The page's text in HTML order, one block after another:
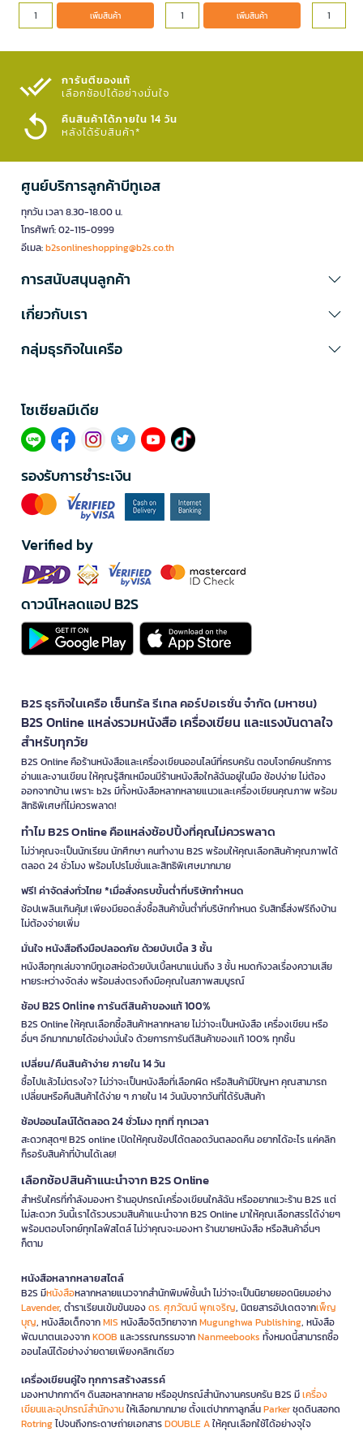
เพิ่มสินค้า เพิ่มสินค้า
การันตีของแท้
เลือกช้อปได้อย่างมั่นใจ​
คืนสินค้าได้ภายใน 14 วัน
หลังได้รับสินค้า*
ศูนย์บริการลูกค้าบีทูเอส
ทุกวัน เวลา 8.30-18.00 น.
โทรศัพท์: 02-115-0999
อีเมล:b2sonlineshopping@b2s.co.th
การสนับสนุนลูกค้า
เกี่ยวกับเรา
กลุ่มธุรกิจในเครือ
โซเซียลมีเดีย​
รองรับการชำระเงิน
Verified by
ดาวน์โหลดแอป B2S
B2S ธุรกิจในเครือ เซ็นทรัล รีเทล คอร์ปอเรชั่น จำกัด (มหาชน)
B2S Online แหล่งรวมหนังสือ เครื่องเขียน และแรงบันดาลใจ
สำหรับทุกวัย
B2S Online คือร้านหนังสือและเครื่องเขียนออนไลน์ที่ครบครัน ตอบโจทย์คนรักการ
อ่านและงานเขียน ให้คุณรู้สึกเหมือนมีร้านหนังสือใกล้ฉันอยู่ในมือ ช้อปง่าย ไม่ต้อง
ออกจากบ้าน เพราะ b2s มีทั้งหนังสือหลากหลายแนวและเครื่องเขียนคุณภาพ พร้อม
สิทธิพิเศษที่ไม่ควรพลาด!
ทำไม B2S Online คือแหล่งช้อปปิ้งที่คุณไม่ควรพลาด
ไม่ว่าคุณจะเป็นนักเรียน นักศึกษา คนทำงาน B2S พร้อมให้คุณเลือกสินค้าคุณภาพได้
ตลอด 24 ชั่วโมง พร้อมโปรโมชั่นและสิทธิพิเศษมากมาย
ฟรี! ค่าจัดส่งทั่วไทย *เมื่อสั่งครบขั้นต่ำที่บริษัทกำหนด
ช้อปเพลินเกินคุ้ม! เพียงมียอดสั่งซื้อสินค้าขั้นต่ำที่บริษัทกำหนด รับสิทธิ์ส่งฟรีถึงบ้าน
ไม่ต้องจ่ายเพิ่ม
มั่นใจ หนังสือถึงมือปลอดภัย ด้วยบับเบิ้ล 3 ชั้น
หนังสือทุกเล่มจากบีทูเอสห่อด้วยบับเบิ้ลหนาแน่นถึง 3 ชั้น หมดกังวลเรื่องความเสีย
หายระหว่างจัดส่ง พร้อมส่งตรงถึงมือคุณในสภาพสมบูรณ์
ช้อป B2S Online การันตีสินค้าของแท้ 100%
B2S Online ให้คุณเลือกซื้อสินค้าหลากหลาย ไม่ว่าจะเป็นหนังสือ เครื่องเขียน หรือ
อื่นๆ อีกมากมายได้อย่างมั่นใจ ด้วยการการันตีสินค้าของแท้ 100% ทุกชิ้น
เปลี่ยน/คืนสินค้าง่าย ภายใน 14 วัน
ซื้อไปแล้วไม่ตรงใจ? ไม่ว่าจะเป็นหนังสือที่เลือกผิด หรือสินค้ามีปัญหา คุณสามารถ
เปลี่ยนหรือคืนสินค้าได้ง่าย ๆ ภายใน 14 วันนับจากวันที่ได้รับสินค้า
ช้อปออนไลน์ได้ตลอด 24 ชั่วโมง ทุกที่ ทุกเวลา
สะดวกสุดๆ! B2S online เปิดให้คุณช้อปได้ตลอดวันตลอดคืน อยากได้อะไร แค่คลิก
ก็รอรับสินค้าที่บ้านได้เลย!
เลือกช้อปสินค้าแนะนำจาก B2S Online
สำหรับใครที่กำลังมองหา ร้านอุปกรณ์เครื่องเขียนใกล้ฉัน หรืออยากแวะร้าน B2S แต่
ไม่สะดวก วันนี้เราได้รวบรวมสินค้าแนะนำจาก B2S Online มาให้คุณเลือกสรรได้ง่ายๆ
พร้อมตอบโจทย์ทุกไลฟ์สไตล์ ไม่ว่าคุณจะมองหา ร้านขายหนังสือ หรือสินค้าอื่นๆ
ก็ตาม
หนังสือหลากหลายสไตล์
B2S มีหนังสือหลากหลายแนวจากสำนักพิมพ์ชั้นนำ ไม่ว่าจะเป็นนิยายยอดนิยมอย่าง
Lavender, ตำราเรียนเข้มข้นของดร. ศุภวัฒน์ พุกเจริญ, นิตยสารอัปเดตจากเพ็ญ
บุญ, หนังสือเด็กจากMIS หนังสือจิตวิทยาจากMugunghwa Publishing, หนังสือ
พัฒนาตนเองจากKOOB และวรรณกรรมจากNanmeebooks ทั้งหมดนี้สามารถซื้อ
ออนไลน์ได้อย่างง่ายดายเพียงคลิกเดียว
เครื่องเขียนคู่ใจ ทุกการสร้างสรรค์
มองหาปากกาดีๆ ดินสอหลากหลาย หรืออุปกรณ์สำนักงานครบครัน B2S มีเครื่อง
เขียนและอุปกรณ์สำนักงานให้เลือกมากมาย ตั้งแต่ปากกาลูกลื่นParkerชุดดินสอกด
Rotringไปจนถึงกระดาษถ่ายเอกสารDOUBLE Aให้คุณเลือกใช้ได้อย่างจุใจ